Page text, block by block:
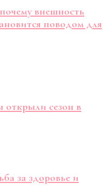
внешность
поводом для
открыли сезон в
за здоровье и